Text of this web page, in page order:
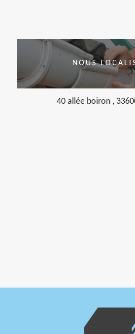
NOUS
40 allée boiron ,